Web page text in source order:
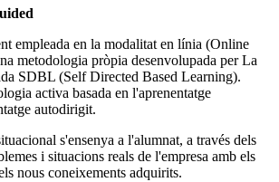
empleada en la modalitat en línia (Online
metodologia pròpia desenvolupada per La
SDBL (Self Directed Based Learning).
activa basada en l'aprenentatge
autodirigit.
s'ensenya a l'alumnat, a través dels
i situacions reals de l'empresa amb els
nous coneixements adquirits.